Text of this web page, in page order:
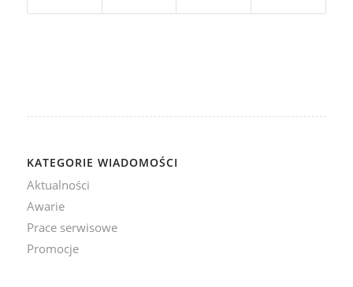
KATEGORIE WIADOMOŚCI
Aktualności
Awarie
Prace serwisowe
Promocje